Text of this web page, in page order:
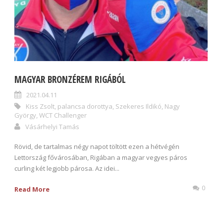
MAGYAR BRONZÉREM RIGÁBÓL
2021.04.11
Kiss Zsolt, palancsa dorottya, Szekeres Ildikó, Nagy
György, WCT Challenger
Vásárhelyi Tamás
Rövid, de tartalmas négy napot töltött ezen a hétvégén
Lettország fővárosában, Rigában a magyar vegyes páros
curling két legjobb párosa. Az idei...
Read More 0